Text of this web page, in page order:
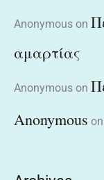
Anonymous on
αμαρτίας
Anonymous on
Anonymous on